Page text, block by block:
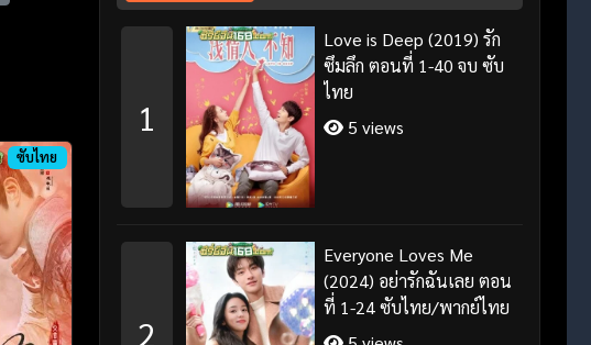
ซับไทย
1
Love is Deep (2019) รัก
ซึมลึก ตอนที่ 1-40 จบ ซับ
ไทย
5 views
2
Everyone Loves Me
(2024) อย่ารักฉันเลย ตอน
ที่ 1-24 ซับไทย/พากย์ไทย